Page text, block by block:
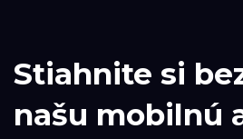
Stiahnite si
našu mobilnú